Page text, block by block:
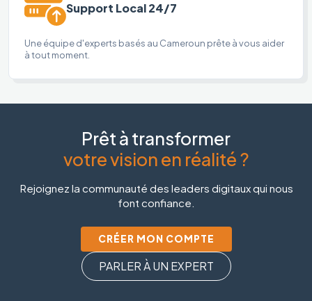
Support Local 24/7
Une équipe d'experts basés au Cameroun prête à vous aider
à tout moment.
Prêt à transformer
votre vision en réalité ?
Rejoignez la communauté des leaders digitaux qui nous
font confiance.
CRÉER MON COMPTE
PARLER À UN EXPERT